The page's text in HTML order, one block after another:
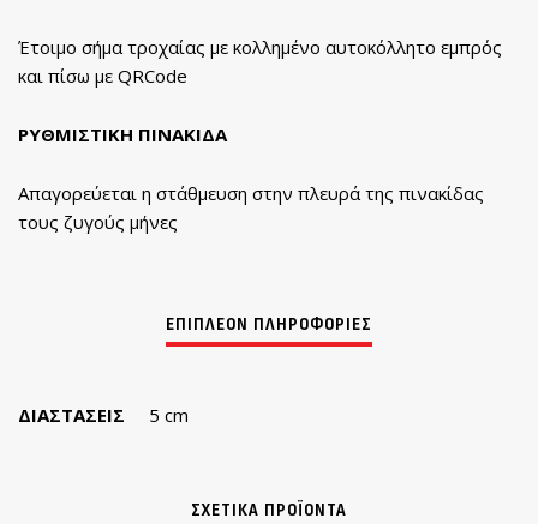
Έτοιμο σήμα τροχαίας με κολλημένο αυτοκόλλητο εμπρός
και πίσω με QRCode
ΡΥΘΜΙΣΤΙΚΗ ΠΙΝΑΚΙΔΑ
Απαγορεύεται η στάθμευση στην πλευρά της πινακίδας
τους ζυγούς μήνες
ΔΙΑΣΤΆΣΕΙΣ 5 cm
ΣΧΕΤΙΚΆ ΠΡΟΪΌΝΤΑ